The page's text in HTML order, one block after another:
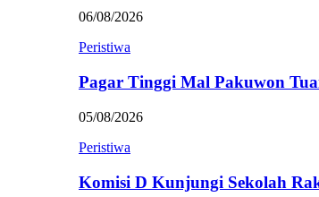
06/08/2026
Peristiwa
Pagar Tinggi Mal Pakuwon
05/08/2026
Peristiwa
Komisi D Kunjungi Sekolah